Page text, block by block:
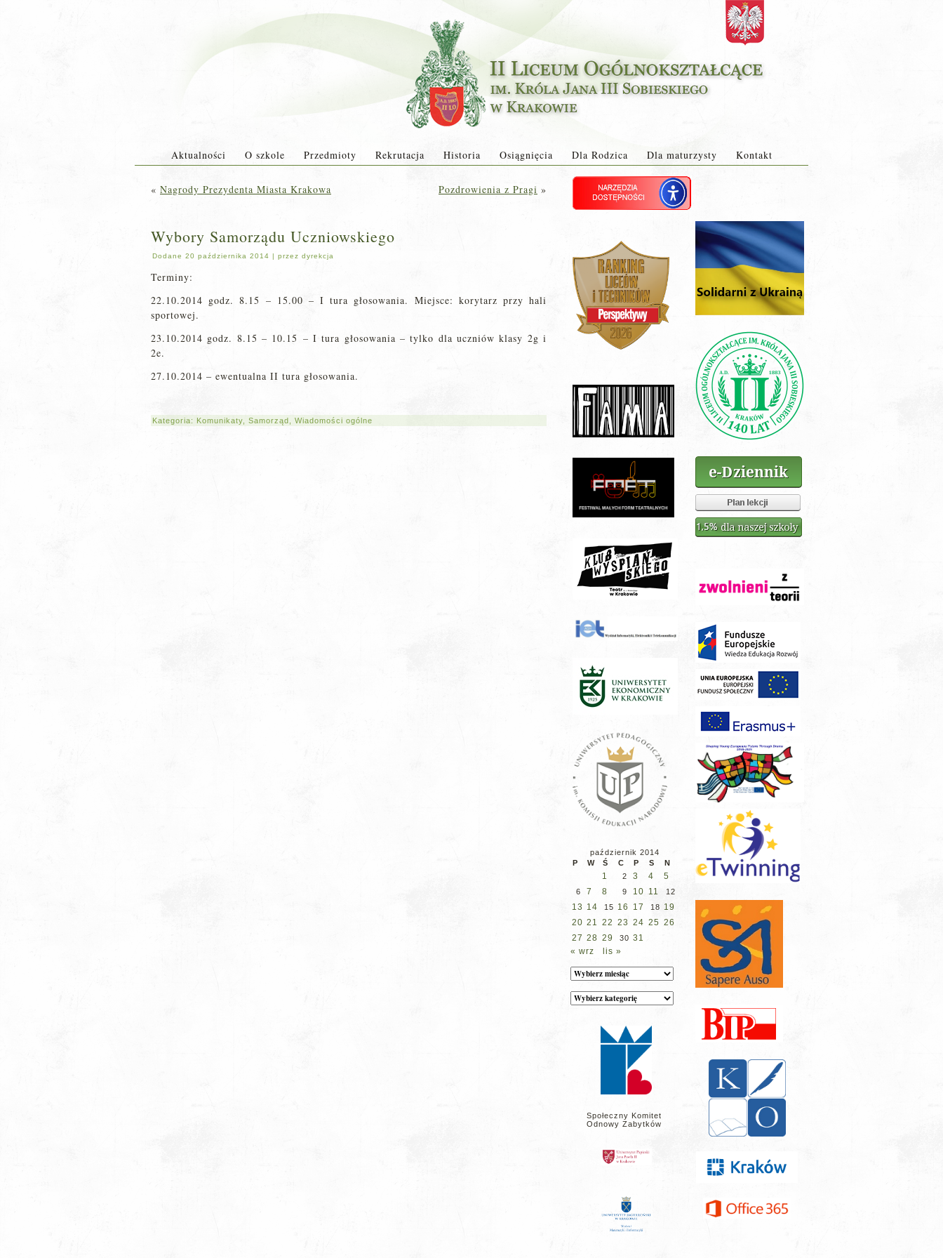
Aktualności O szkole Przedmioty Rekrutacja Historia Osiągnięcia Dla Rodzica Dla maturzysty Kontakt
« Nagrody Prezydenta Miasta Krakowa Pozdrowienia z Pragi »
Wybory Samorządu Uczniowskiego
Dodane 20 października 2014 | przez dyrekcja
Terminy:
22.10.2014 godz. 8.15 – 15.00 – I tura głosowania. Miejsce: korytarz przy hali
sportowej.
23.10.2014 godz. 8.15 – 10.15 – I tura głosowania – tylko dla uczniów klasy 2g i
2e.
27.10.2014 – ewentualna II tura głosowania.
Kategoria: Komunikaty Samorząd Wiadomości ogólne
październik 2014
P
W Ś C P S N
1 2 3 4 5
6 7 8 9 10 11 12
13 14 15 16 17 18 19
20 21 22 23 24 25 26
27 28 29 30 31
« wrz
lis »
Archiwum
Kategorie
wpisów
Społeczny Komitet
Odnowy Zabytków